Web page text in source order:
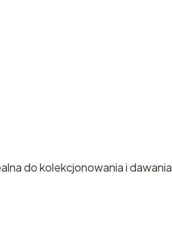
do kolekcjonowania i dawania